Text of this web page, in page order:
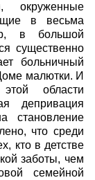
окруженные
в весьма
в большой
существенно
больничный
малютки. И
области
депривация
становление
что среди
кто в детстве
заботы, чем
семейной